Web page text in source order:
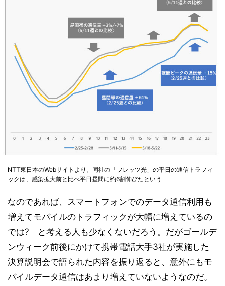
NTT東日本のWebサイトより。同社の「フレッツ光」の平日の通信トラフィ
ックは、感染拡大前と比べ平日昼間に約6割伸びたという
なのであれば、スマートフォンでのデータ通信利用も
増えてモバイルのトラフィックが大幅に増えているの
では? と考える人も少なくないだろう。だがゴールデ
ンウィーク前後にかけて携帯電話大手3社が実施した
決算説明会で語られた内容を振り返ると、意外にもモ
バイルデータ通信はあまり増えていないようなのだ。